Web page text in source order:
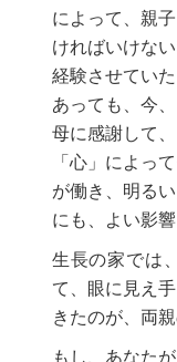
によって、親
ければいけな
経験させてい
あっても、今
母に感謝して
「心」によっ
が働き、明る
にも、よい影
生長の家では
て、眼に見え
きたのが、両
もし、あなた